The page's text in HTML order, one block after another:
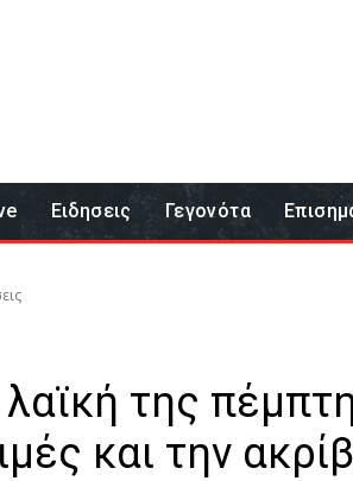
Eιδησεις Γεγονότα
λαϊκή της
και την